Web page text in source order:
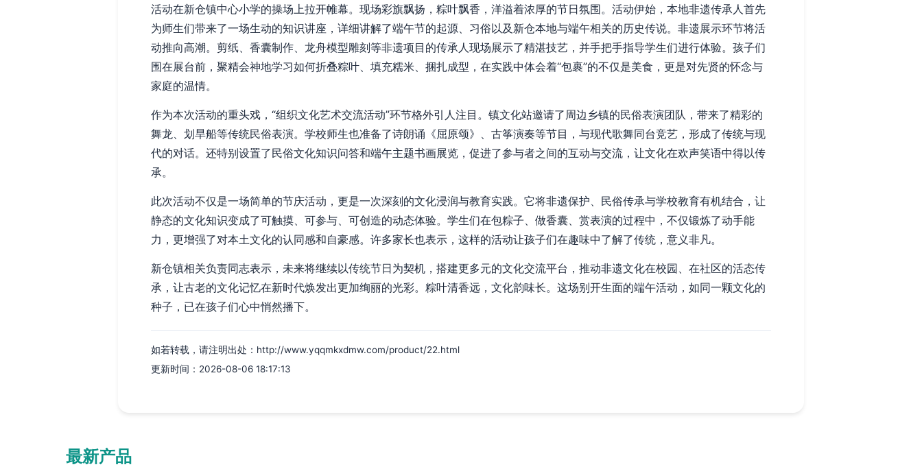
活动在新仓镇中心小学的操场上拉开帷幕。现场彩旗飘扬，粽叶飘香，洋溢着浓厚的节日氛围。活动伊始，本地非遗传承人首先
为师生们带来了一场生动的知识讲座，详细讲解了端午节的起源、习俗以及新仓本地与端午相关的历史传说。非遗展示环节将活
动推向高潮。剪纸、香囊制作、龙舟模型雕刻等非遗项目的传承人现场展示了精湛技艺，并手把手指导学生们进行体验。孩子们
围在展台前，聚精会神地学习如何折叠粽叶、填充糯米、捆扎成型，在实践中体会着“包裹”的不仅是美食，更是对先贤的怀念与
家庭的温情。
作为本次活动的重头戏，“组织文化艺术交流活动”环节格外引人注目。镇文化站邀请了周边乡镇的民俗表演团队，带来了精彩的
舞龙、划旱船等传统民俗表演。学校师生也准备了诗朗诵《屈原颂》、古筝演奏等节目，与现代歌舞同台竞艺，形成了传统与现
代的对话。还特别设置了民俗文化知识问答和端午主题书画展览，促进了参与者之间的互动与交流，让文化在欢声笑语中得以传
承。
此次活动不仅是一场简单的节庆活动，更是一次深刻的文化浸润与教育实践。它将非遗保护、民俗传承与学校教育有机结合，让
静态的文化知识变成了可触摸、可参与、可创造的动态体验。学生们在包粽子、做香囊、赏表演的过程中，不仅锻炼了动手能
力，更增强了对本土文化的认同感和自豪感。许多家长也表示，这样的活动让孩子们在趣味中了解了传统，意义非凡。
新仓镇相关负责同志表示，未来将继续以传统节日为契机，搭建更多元的文化交流平台，推动非遗文化在校园、在社区的活态传
承，让古老的文化记忆在新时代焕发出更加绚丽的光彩。粽叶清香远，文化韵味长。这场别开生面的端午活动，如同一颗文化的
种子，已在孩子们心中悄然播下。
如若转载，请注明出处：http://www.yqqmkxdmw.com/product/22.html
更新时间：2026-08-06 18:17:13
最新产品